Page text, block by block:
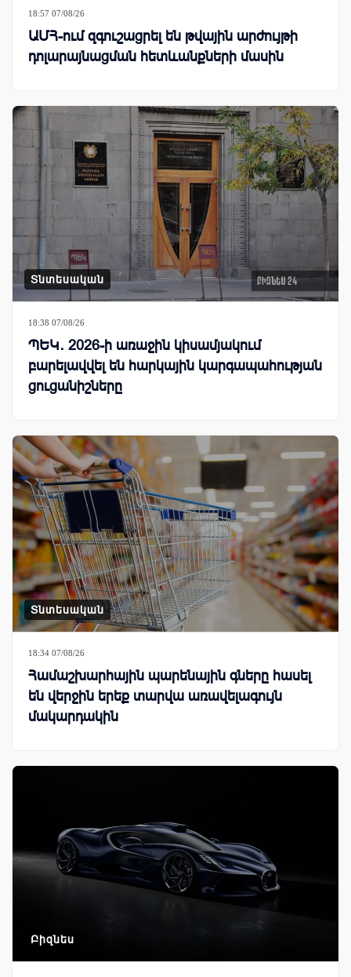
18:57 07/08/26
ԱՄՀ-ում զգուշացրել են թվային արժույթի
դոլարայնացման հետևանքների մասին
Տնտեսական
18:38 07/08/26
ՊԵԿ․ 2026-ի առաջին կիսամյակում
բարելավվել են հարկային կարգապահության
ցուցանիշները
Տնտեսական
18:34 07/08/26
Համաշխարհային պարենային գները հասել
են վերջին երեք տարվա առավելագույն
մակարդակին
Բիզնես